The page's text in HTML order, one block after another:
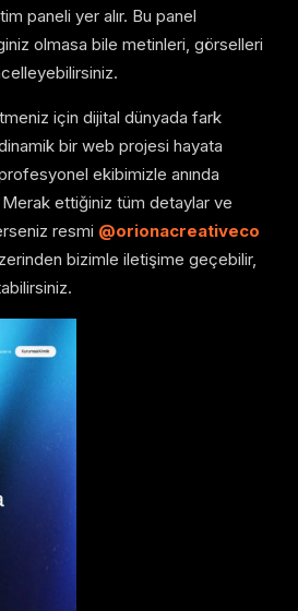
paneli yer alır. Bu panel
olmasa bile metinleri, görselleri
için dijital dünyada fark
bir web projesi hayata
ekibimizle anında
ettiğiniz tüm detaylar ve
resmi @orionacreativeco
bizimle iletişime geçebilir,